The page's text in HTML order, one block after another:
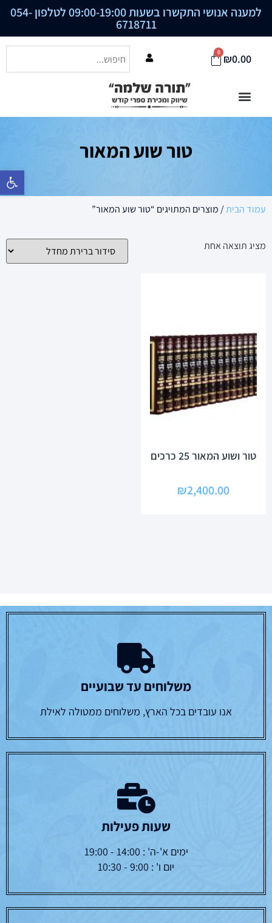
פתח סרגל
למענה אנושי התקשרו בשעות 09:00-19:00 לטלפון 054-
6718711
₪0.00
0
טור שוע המאור
עמוד הבית/ מוצרים המתויגים “טור שוע המאור”
מציג תוצאה אחת
טור ושוע המאור 25 כרכים
₪2,400.00
משלוחים עד שבועיים
אנו עובדים בכל הארץ, משלוחים ממטולה לאילת
שעות פעילות
ימים א'-ה' : 14:00 - 19:00
יום ו' : 9:00 - 10:30